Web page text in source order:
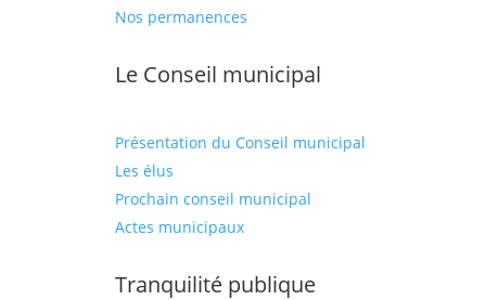
Nos permanences
Le Conseil municipal
Présentation du Conseil municipal
Les élus
Prochain conseil municipal
Actes municipaux
Tranquilité publique